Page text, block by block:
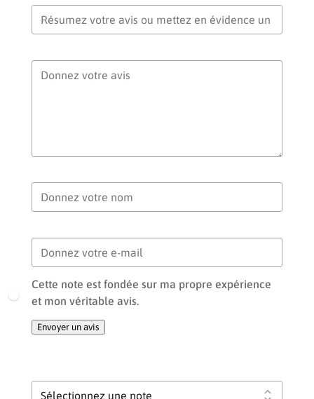
Cette note est fondée sur ma propre expérience
et mon véritable avis.
Envoyer un avis